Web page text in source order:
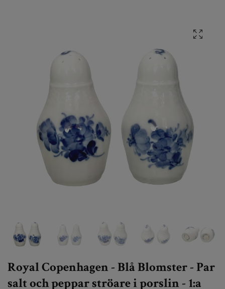
Royal Copenhagen - Blå Blomster - Par
salt och peppar ströare i porslin - 1:a